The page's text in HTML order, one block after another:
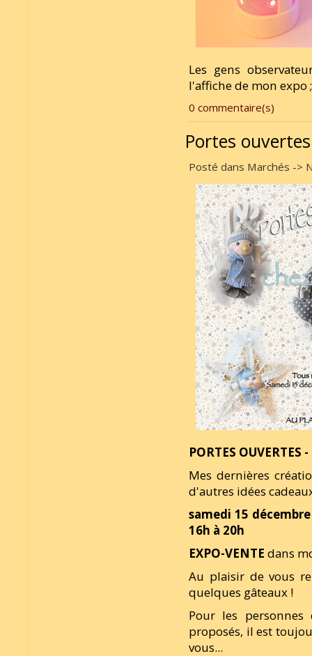
Les gens
l'affiche de mon expo
0 commentaire(s)
Portes
Posté dans Marchés ->
PORTES OUVERTES
Mes dernières
d'autres idées
samedi 15
16h à 20h
EXPO-VENTE dans
Au plaisir de vous
quelques gâteaux !
Pour les
proposés, il est
vous...